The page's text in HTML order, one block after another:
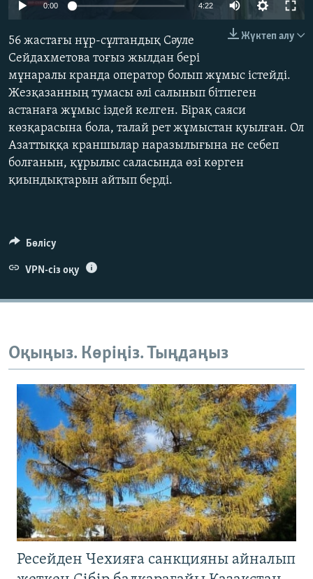
Auto 240p
720p 1080p
0:00 4:22
480p
1080p
Жүктеп алу
56 жастағы нұр-сұлтандық Сәуле
Сейдахметова тоғыз жылдан бері
мұнаралы кранда оператор болып жұмыс істейді.
Жезқазанның тумасы әлі салынып бітпеген
астанаға жұмыс іздей келген. Бірақ саяси
көзқарасына бола, талай рет жұмыстан қуылған. Ол
Азаттыққа краншылар наразылығына не себеп
болғанын, құрылыс саласында өзі көрген
қиындықтарын айтып берді.
Бөлісу
VPN-сіз оқу
Оқыңыз. Көріңіз. Тыңдаңыз
Ресейден Чехияға санкцияны айналып